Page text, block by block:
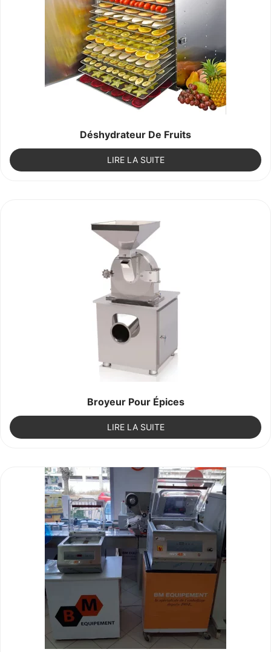
Déshydrateur De Fruits
LIRE LA SUITE
Broyeur Pour Épices
LIRE LA SUITE